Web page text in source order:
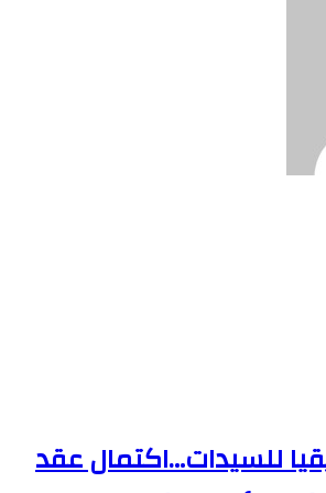
للسيدات…اكتمال عقد